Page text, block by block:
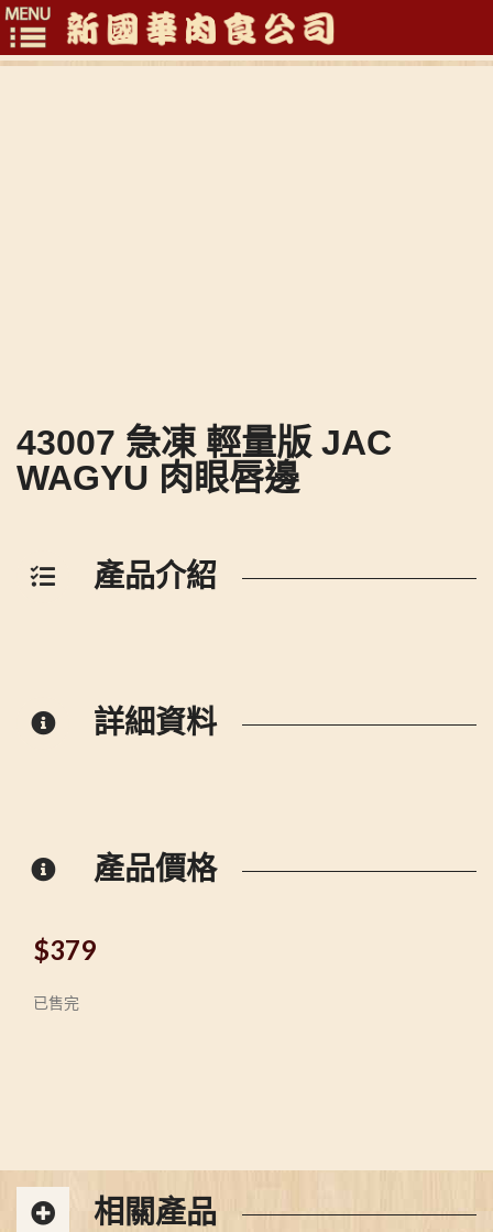
Toggle
43007 急凍 輕量版 JAC
WAGYU 肉眼唇邊
產品介紹
詳細資料
產品價格
$379
已售完
相關產品